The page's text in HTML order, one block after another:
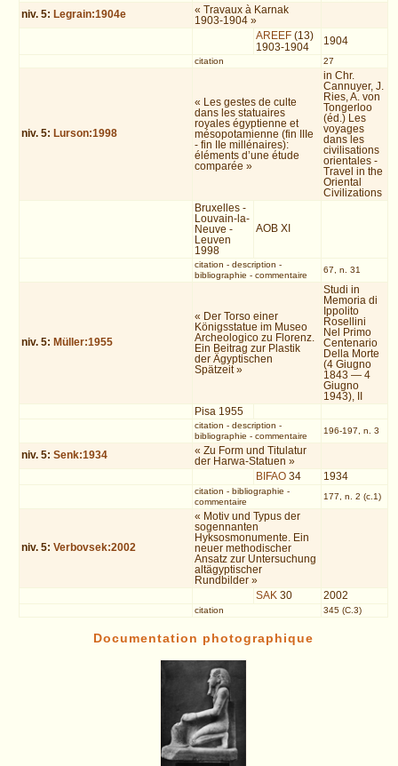
niv. 5: Legrain:1904e
« Travaux à Karnak
1903-1904 »
AREEF (13)
1903-1904
1904
citation 27
niv. 5: Lurson:1998
« Les gestes de culte
dans les statuaires
royales égyptienne et
mésopotamienne (fin IIIe
- fin IIe millénaires):
éléments d’une étude
comparée »
in Chr.
Cannuyer, J.
Ries, A. von
Tongerloo
(éd.) Les
voyages
dans les
civilisations
orientales -
Travel in the
Oriental
Civilizations
Bruxelles -
Louvain-la-
Neuve -
Leuven
1998
AOB XI
citation - description -
bibliographie - commentaire
67, n. 31
niv. 5: Müller:1955
« Der Torso einer
Königsstatue im Museo
Archeologico zu Florenz.
Ein Beitrag zur Plastik
der Ägyptischen
Spätzeit »
Studi in
Memoria di
Ippolito
Rosellini
Nel Primo
Centenario
Della Morte
(4 Giugno
1843 — 4
Giugno
1943), II
Pisa 1955
citation - description -
bibliographie - commentaire
196-197, n. 3
niv. 5:Senk:1934
« Zu Form und Titulatur
der Harwa-Statuen »
BIFAO 34 1934
citation - bibliographie -
commentaire
177, n. 2 (c.1)
niv. 5:Verbovsek:2002
« Motiv und Typus der
sogennanten
Hyksosmonumente. Ein
neuer methodischer
Ansatz zur Untersuchung
altägyptischer
Rundbilder »
SAK 30 2002
citation 345 (C.3)
Documentation photographique